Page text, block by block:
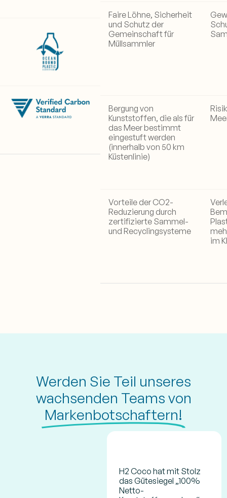
Faire Löhne, Sicherheit
und Schutz der
Gemeinschaft für
Müllsammler
Bergung von
Kunststoffen, die als für
das Meer bestimmt
eingestuft werden
(innerhalb von 50 km
Küstenlinie)
Vorteile der CO2-
Reduzierung durch
zertifizierte Sammel-
und Recyclingsysteme
im
Werden Sie Teil unseres
wachsenden Teams von
Markenbotschaftern!
H2 Coco hat mit Stolz
das Gütesiegel „100%
Netto-